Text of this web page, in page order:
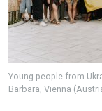
Young people from
Barbara, Vienna